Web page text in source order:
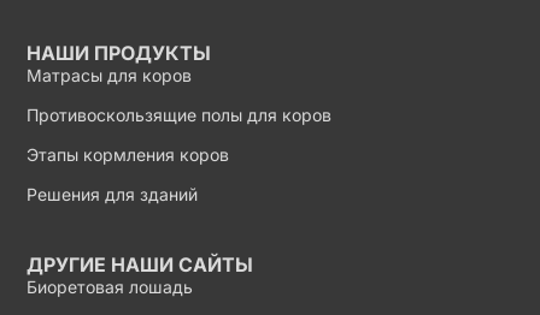
НАШИ ПРОДУКТЫ
Матрасы для коров
Противоскользящие полы для коров
Этапы кормления коров
Решения для зданий
ДРУГИЕ НАШИ САЙТЫ
Биоретовая лошадь